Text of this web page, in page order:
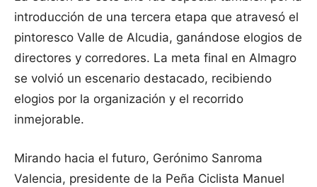
introducción de una tercera etapa que atravesó el
pintoresco Valle de Alcudia, ganándose elogios de
directores y corredores. La meta final en Almagro
se volvió un escenario destacado, recibiendo
elogios por la organización y el recorrido
inmejorable.
Mirando hacia el futuro, Gerónimo Sanroma
Valencia, presidente de la Peña Ciclista Manuel